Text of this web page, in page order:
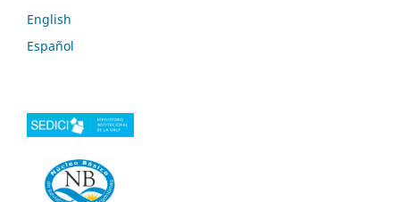
English
Español